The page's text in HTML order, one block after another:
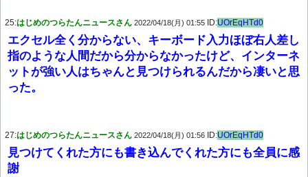
25:はじめのつらたんニュースさん 2022/04/18(月) 01:55 ID:UOrEqHTd0
エクセル全く分からない、キーボード入力ほぼ右人差し
指のような人間だから分からなかったけど、インターネ
ットが強い人はちゃんと見つけられるんだから凄いと思
った。
27:はじめのつらたんニュースさん 2022/04/18(月) 01:56 ID:UOrEqHTd0
見つけてくれた方にも書き込んでくれた方にも全員に感
謝